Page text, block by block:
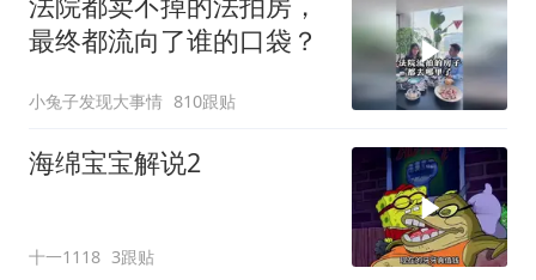
最终都流向了谁的口袋？
小兔子发现大事情 810跟贴
海绵宝宝解说2
十一1118 3跟贴